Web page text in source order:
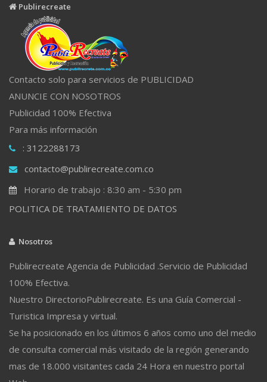
Publirecreate
Contacto solo para servicios de PUBLICIDAD
ANUNCIE CON NOSOTROS
Publicidad 100% Efectiva
Para más información
: 3122288173
contacto@publirecreate.com.co
Horario de trabajo : 8:30 am - 5:30 pm
POLITICA DE TRATAMIENTO DE DATOS
Nosotros
Publirecreate Agencia de Publicidad .Servicio de Publicidad
100% Efectiva.
Nuestro DirectorioPublirecreate. Es una Guía Comercial -
Turistica Impresa y virtual.
Se ha posicionado en los últimos 6 años como uno del medio
de consulta comercial más visitado de la región generando
mas de 18.000 visitantes cada 24 Hora en nuestro portal